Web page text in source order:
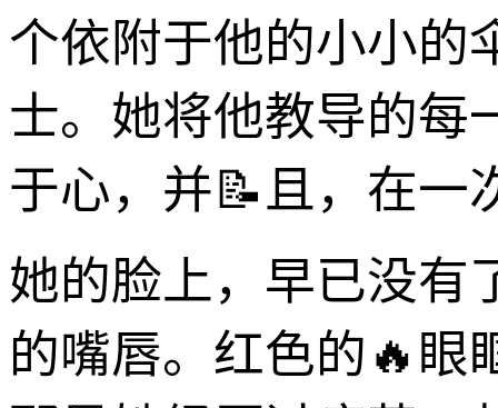
个依附于他的小小的
士。她将他教导的每
于心，并📝且，在一
她的脸上，早已没有
的嘴唇。红色的🔥眼